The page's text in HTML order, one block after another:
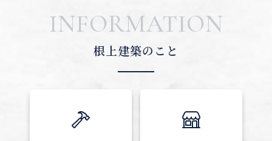
INFORMATION
根上建築のこと